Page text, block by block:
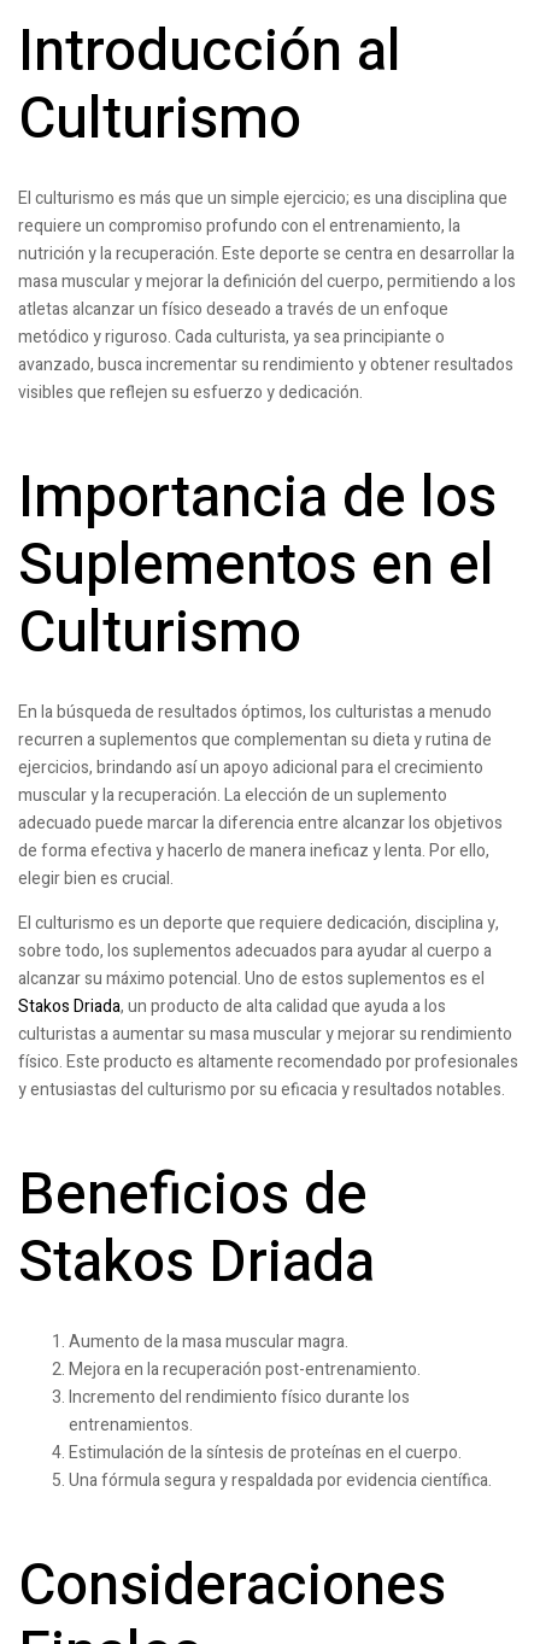
Introducción al
Culturismo
El culturismo es más que un simple ejercicio; es una disciplina que
requiere un compromiso profundo con el entrenamiento, la
nutrición y la recuperación. Este deporte se centra en desarrollar la
masa muscular y mejorar la definición del cuerpo, permitiendo a los
atletas alcanzar un físico deseado a través de un enfoque
metódico y riguroso. Cada culturista, ya sea principiante o
avanzado, busca incrementar su rendimiento y obtener resultados
visibles que reflejen su esfuerzo y dedicación.
Importancia de los
Suplementos en el
Culturismo
En la búsqueda de resultados óptimos, los culturistas a menudo
recurren a suplementos que complementan su dieta y rutina de
ejercicios, brindando así un apoyo adicional para el crecimiento
muscular y la recuperación. La elección de un suplemento
adecuado puede marcar la diferencia entre alcanzar los objetivos
de forma efectiva y hacerlo de manera ineficaz y lenta. Por ello,
elegir bien es crucial.
El culturismo es un deporte que requiere dedicación, disciplina y,
sobre todo, los suplementos adecuados para ayudar al cuerpo a
alcanzar su máximo potencial. Uno de estos suplementos es el
Stakos Driada, un producto de alta calidad que ayuda a los
culturistas a aumentar su masa muscular y mejorar su rendimiento
físico. Este producto es altamente recomendado por profesionales
y entusiastas del culturismo por su eficacia y resultados notables.
Beneficios de
Stakos Driada
Aumento de la masa muscular magra.
Mejora en la recuperación post-entrenamiento.
Incremento del rendimiento físico durante los
entrenamientos.
Estimulación de la síntesis de proteínas en el cuerpo.
Una fórmula segura y respaldada por evidencia científica.
Consideraciones